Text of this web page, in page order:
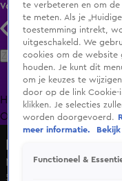
Volg KIJK
Zoeken
HomeUitzending Gemist
Oranjezomer
Met deze 'aparte
5 jan 2025, 20:30
te verbeteren en om
te meten. Als je
toestemming intrekt,
uitgeschakeld. We
cookies om de website
houden. Je kunt dit
om je keuzes te
door op de link
klikken. Je selecties
worden doorgevoerd.
meer informatie.
Functioneel &